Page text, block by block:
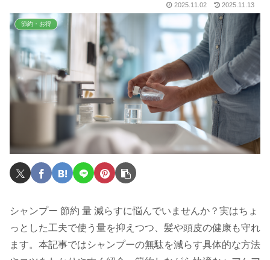
2025.11.02 2025.11.13
節約・お得
シャンプー 節約 量 減らすに悩んでいませんか？実はちょ
っとした工夫で使う量を抑えつつ、髪や頭皮の健康も守れ
ます。本記事ではシャンプーの無駄を減らす具体的な方法